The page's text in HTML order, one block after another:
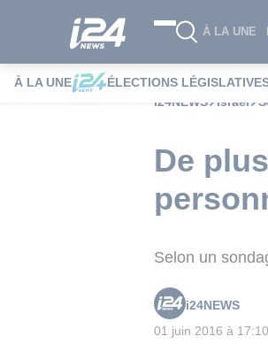
À LA UNE
À LA UNE ÉLECTIONS
i24NEWS
Israël
De
Selon un
i24NEWS
01 juin 2016 à 17:10